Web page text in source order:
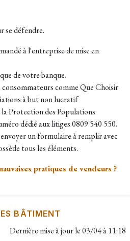
se défendre.
à l'entreprise de mise en
de votre banque.
comme Que Choisir
à but non lucratif
Protection des Populations
dédié aux litiges 0809 540 550.
un formulaire à remplir avec
tous les éléments.
pratiques de vendeurs ?
BÂTIMENT
Dernière mise à jour le03/04 à 11:18